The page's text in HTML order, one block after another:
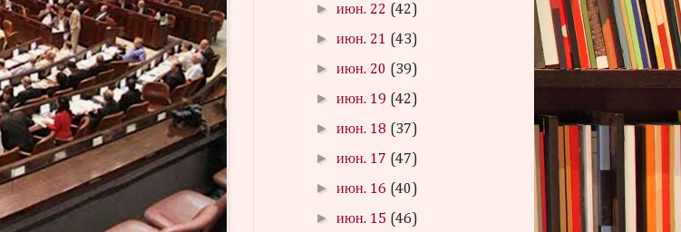
►июн. 22 (42)
►июн. 21 (43)
►июн. 20 (39)
►июн. 19 (42)
►июн. 18 (37)
►июн. 17 (47)
►июн. 16 (40)
►июн. 15 (46)